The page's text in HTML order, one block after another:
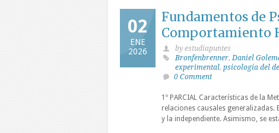
02
ENE
2026
Fundamentos de
Comportamiento
by estudiapuntes
Bronfenbrenner,Daniel
experimental, psicología del
0 Comment
1º PARCIAL Características de la
relaciones causales generalizadas.
y la independiente. Asimismo, se